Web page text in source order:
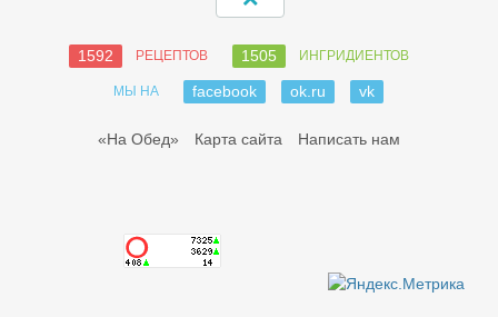
1592 РЕЦЕПТОВ 1505 ИНГРИДИЕНТОВ
МЫ НА facebook ok.ru vk
«На Обед» Карта сайта Написать нам